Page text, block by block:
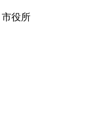
市役所